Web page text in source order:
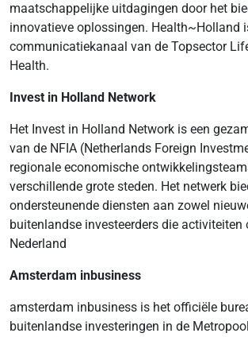
maatschappelijke uitdagingen door het
innovatieve oplossingen. Health~Holland
communicatiekanaal van de Topsector
Health.
Invest in Holland Network
Het Invest in Holland Network is een
van de NFIA (Netherlands Foreign
regionale economische
verschillende grote steden. Het netwerk
ondersteunende diensten aan zowel
buitenlandse investeerders die activiteiten
Nederland
Amsterdam inbusiness
amsterdam inbusiness is het officiële
buitenlandse investeringen in de